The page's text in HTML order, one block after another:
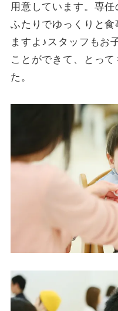
用意しています。専
ふたりでゆっくりと
ますよ♪スタッフもお
ことができて、とっ
た。